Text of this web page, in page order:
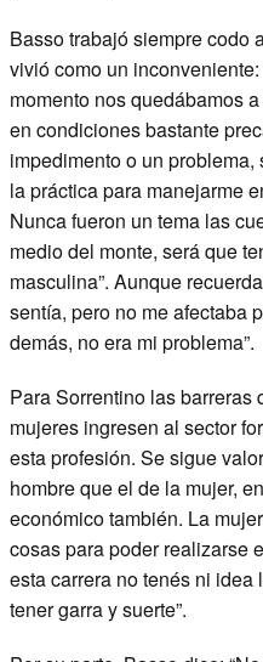
Basso trabajó siempre codo
vivió como un
momento nos quedábamos
en condiciones bastante
impedimento o un
la práctica para manejarme
Nunca fueron un tema las
medio del monte, será que
masculina”. Aunque
sentía, pero no me afectaba
demás, no era mi problema”.
Para Sorrentino las barreras
mujeres ingresen al sector
esta profesión. Se sigue
hombre que el de la mujer,
económico también. La
cosas para poder realizarse
esta carrera no tenés ni
tener garra y suerte”.